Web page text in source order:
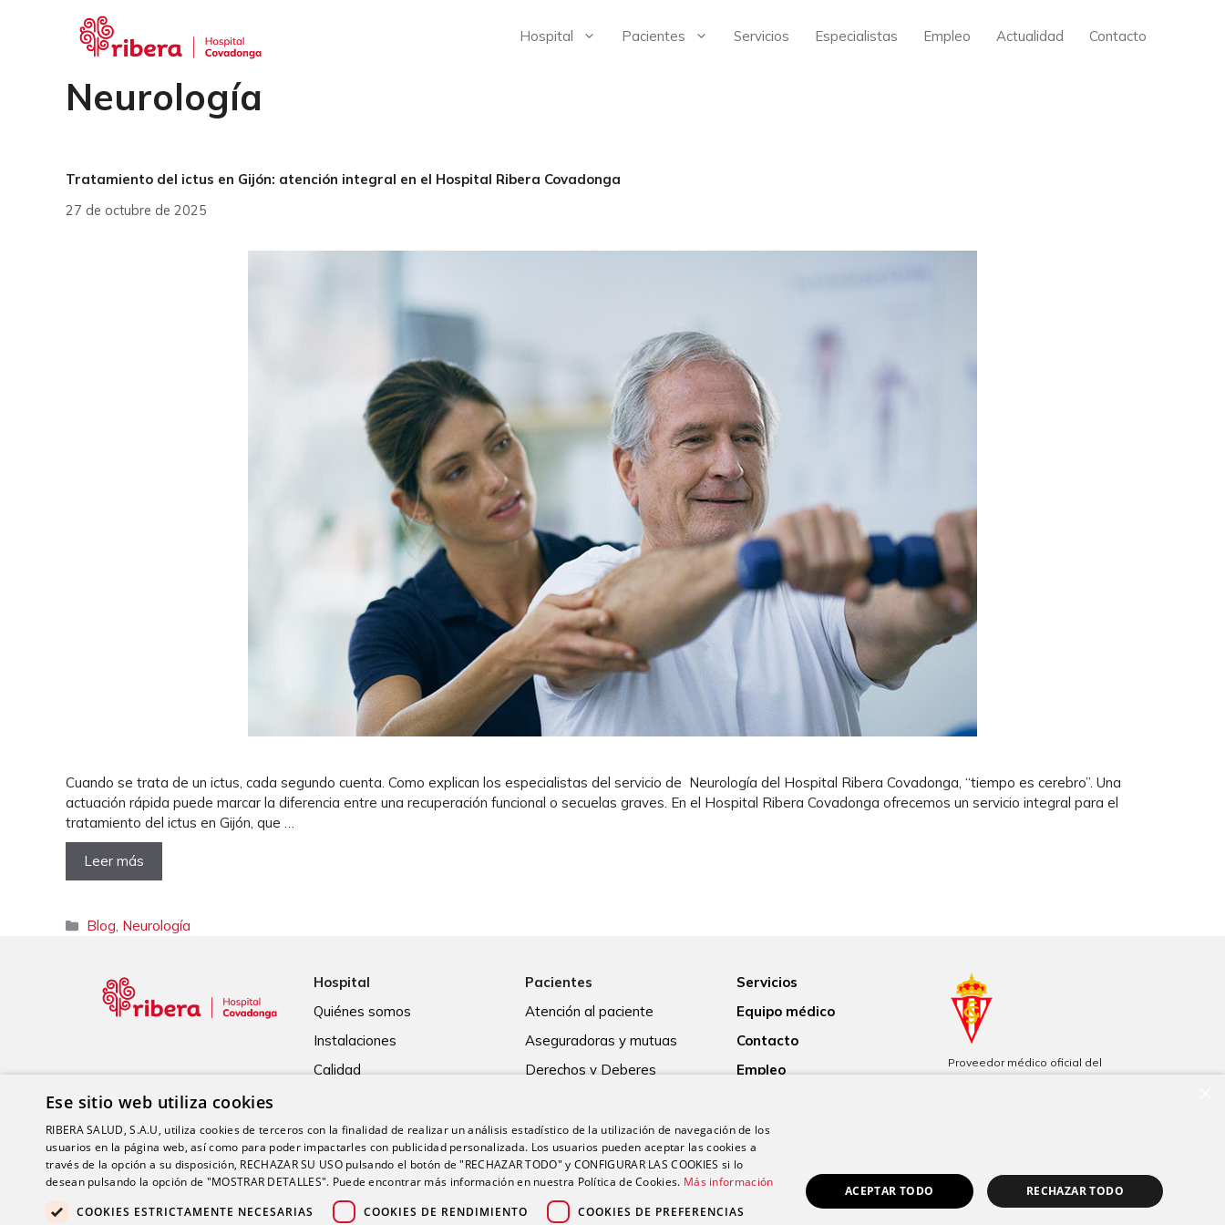
Hospital Pacientes Servicios Especialistas Empleo Actualidad Contacto
Neurología
Tratamiento del ictus en Gijón: atención integral en el Hospital Ribera Covadonga
27 de octubre de 2025
Cuando se trata de un ictus, cada segundo cuenta. Como explican los especialistas del servicio de Neurología del Hospital Ribera Covadonga, “tiempo es cerebro”. Una
actuación rápida puede marcar la diferencia entre una recuperación funcional o secuelas graves. En el Hospital Ribera Covadonga ofrecemos un servicio integral para el
tratamiento del ictus en Gijón, que …
Leer más
Categorías
Blog, Neurología
Hospital
Quiénes somos
Instalaciones
Calidad
Pacientes
Atención al paciente
Aseguradoras y mutuas
Derechos y Deberes
Consentimiento informado
Paciente internacional
Servicios
Equipo médico
Contacto
Empleo
Proveedor médico oficial del
Real Sporting de Gijón
de Gijón
Ese sitio web utiliza cookies
RIBERA SALUD, S.A.U, utiliza cookies de terceros con la finalidad de realizar un análisis estadístico de la utilización de navegación de los
usuarios en la página web, así como para poder impactarles con publicidad personalizada. Los usuarios pueden aceptar las cookies a
través de la opción a su disposición, RECHAZAR SU USO pulsando el botón de "RECHAZAR TODO" y CONFIGURAR LAS COOKIES si lo
desean pulsando la opción de "MOSTRAR DETALLES". Puede encontrar más información en nuestra Política de Cookies. Más información
COOKIES ESTRICTAMENTE NECESARIAS
COOKIES DE RENDIMIENTO COOKIES DE PREFERENCIAS
ACEPTAR TODO RECHAZAR TODO